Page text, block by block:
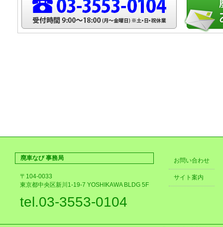
廃車なび 事務局
〒104-0033
東京都中央区新川1-19-7 YOSHIKAWA BLDG 5F
tel.03-3553-0104
お問い合わせ
サイト案内